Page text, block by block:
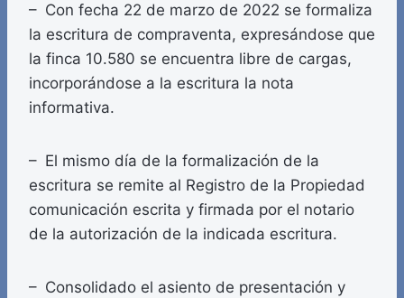
– Con fecha 22 de marzo de 2022 se formaliza
la escritura de compraventa, expresándose que
la finca 10.580 se encuentra libre de cargas,
incorporándose a la escritura la nota
informativa.
– El mismo día de la formalización de la
escritura se remite al Registro de la Propiedad
comunicación escrita y firmada por el notario
de la autorización de la indicada escritura.
– Consolidado el asiento de presentación y